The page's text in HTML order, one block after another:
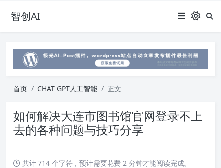
智创AI
首页 CHAT GPT人工智能 正文
如何解决大连市图书馆官网登录不上
去的各种问题与技巧分享
共计 714 个字符，预计需要花费 2 分钟才能阅读完成。